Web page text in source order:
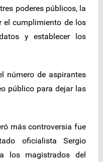
poderes públicos, la
el cumplimiento de los
y establecer los
número de aspirantes
público para dejar las
más controversia fue
oficialista Sergio
los magistrados del